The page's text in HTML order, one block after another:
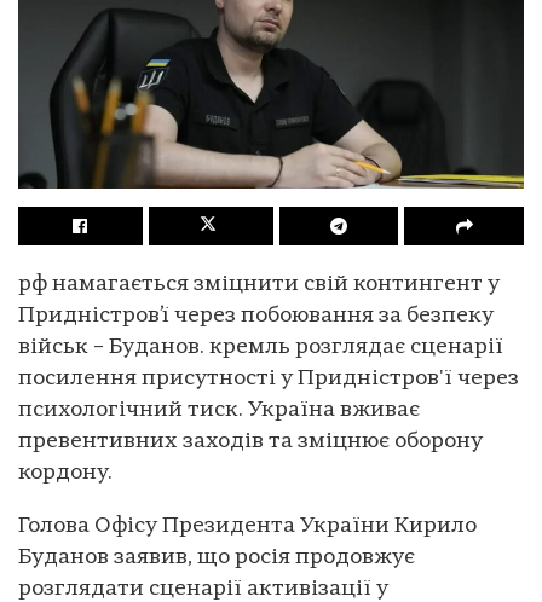
рф намагається зміцнити свій контингент у
Придністров’ї через побоювання за безпеку
військ – Буданов. кремль розглядає сценарії
посилення присутності у Придністров'ї через
психологічний тиск. Україна вживає
превентивних заходів та зміцнює оборону
кордону.
Голова Офісу Президента України Кирило
Буданов заявив, що росія продовжує
розглядати сценарії активізації у